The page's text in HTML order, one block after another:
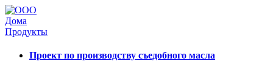
Дома
Продукты
Проект по производству съедобного масла